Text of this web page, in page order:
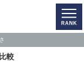
較